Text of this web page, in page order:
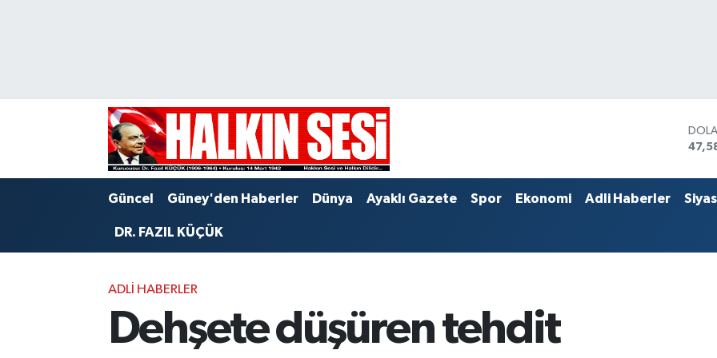
Güncel Güney'den Haberler Dünya Ayaklı Gazete Spor Ekonomi Adli Haberler
DR. FAZIL KÜÇÜK
ADLI HABERLER
Dehşete düşüren tehdit
Trafik Durumu
Puan Durumu ve Fikstür